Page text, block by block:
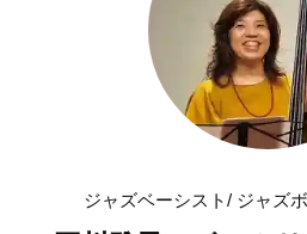
ジャズベーシスト/ ジャズ